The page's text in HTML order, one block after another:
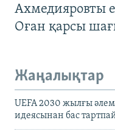
Ахмедияровты
Оған қарсы
Жаңалықтар
UEFA 2030 жылғы
идеясынан бас